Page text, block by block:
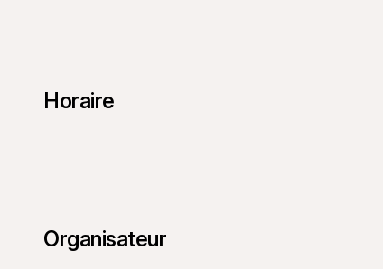
Horaire
Organisateur